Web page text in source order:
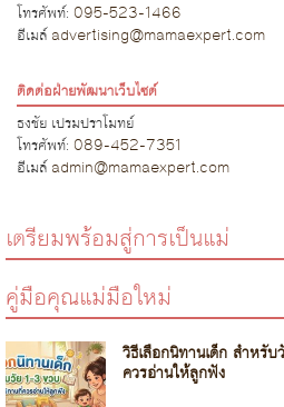
โทรศัพท์: 095-523-1466
อีเมล์advertising@mamaexpert.com
ติดต่อฝ่ายพัฒนาเว็บไซต์
ธงชัย เปรมปราโมทย์
โทรศัพท์: 089-452-7351
อีเมล์admin@mamaexpert.com
เตรียมพร้อมสู่การเป็นแม่
คู่มือคุณแม่มือใหม่
วิธีเลือกนิทานเด็ก สำหรั
ควรอ่านให้ลูกฟัง